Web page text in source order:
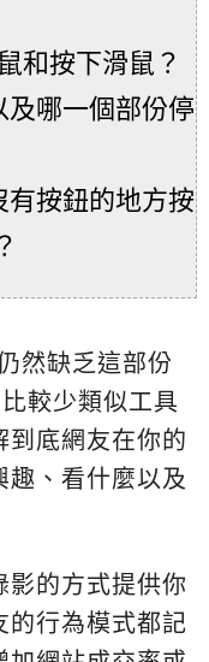
和按下滑鼠？
哪一個部份停
有按鈕的地方按
然缺乏這部份
較少類似工具
到底網友在你的
趣、看什麼以及
影的方式提供你
的行為模式都記